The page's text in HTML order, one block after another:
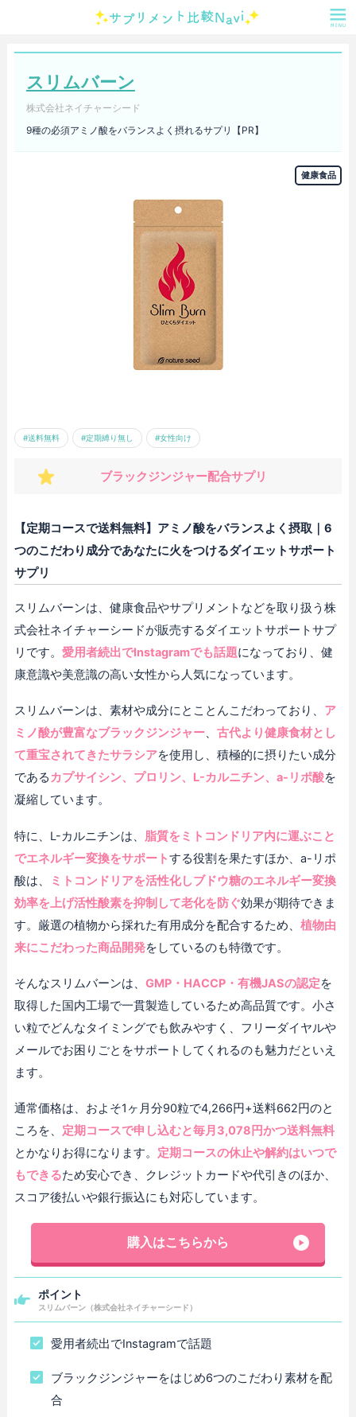
スリムバーン
株式会社ネイチャーシード
9種の必須アミノ酸をバランスよく摂れるサプリ【PR】
健康食品
#送料無料 #定期縛り無し #女性向け
ブラックジンジャー配合サプリ
【定期コースで送料無料】アミノ酸をバランスよく摂取｜6
つのこだわり成分であなたに火をつけるダイエットサポート
サプリ
スリムバーンは、健康食品やサプリメントなどを取り扱う株
式会社ネイチャーシードが販売するダイエットサポートサプ
リです。 愛用者続出でInstagramでも話題になっており、健
康意識や美意識の高い女性から人気になっています。
スリムバーンは、素材や成分にとことんこだわっており、 ア
ミノ酸が豊富なブラックジンジャー、 古代より健康食材とし
て重宝されてきたサラシアを使用し、積極的に摂りたい成分
である カプサイシン、プロリン、L-カルニチン、a-リポ酸を
凝縮しています。
特に、L-カルニチンは、 脂質をミトコンドリア内に運ぶこと
でエネルギー変換をサポートする役割を果たすほか、a-リポ
酸は、
ミトコンドリアを活性化しブドウ糖のエネルギー変換
効率を上げ活性酸素を抑制して老化を防ぐ効果が期待できま
す。厳選の植物から採れた有用成分を配合するため、 植物由
来にこだわった商品開発をしているのも特徴です。
そんなスリムバーンは、 GMP・HACCP・有機JASの認定を
取得した国内工場で一貫製造しているため高品質です。小さ
い粒でどんなタイミングでも飲みやすく、フリーダイヤルや
メールでお困りごとをサポートしてくれるのも魅力だといえ
ます。
通常価格は、およそ1ヶ月分90粒で4,266円+送料662円のと
ころを、 定期コースで申し込むと毎月3,078円かつ送料無料
とかなりお得になります。 定期コースの休止や解約はいつで
もできるため安心でき、クレジットカードや代引きのほか、
スコア後払いや銀行振込にも対応しています。
購入はこちらから
ポイント
スリムバーン（株式会社ネイチャーシード）
愛用者続出でInstagramで話題
ブラックジンジャーをはじめ6つのこだわり素材を配
合